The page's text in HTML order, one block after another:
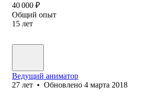
40 000 ₽
Общий опыт
15 лет
Ведущий аниматор
27 лет • Обновлено 4 марта 2018